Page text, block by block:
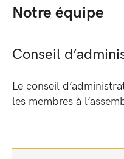
Notre équipe
Conseil
Le conseil
les membres à